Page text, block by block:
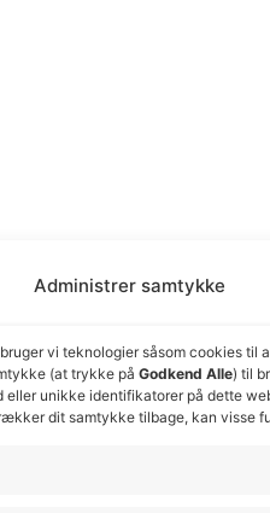
Administrer samtykke
vi teknologier såsom cookies til
(at trykke på Godkend Alle) til
unikke identifikatorer på dette
dit samtykke tilbage, kan visse